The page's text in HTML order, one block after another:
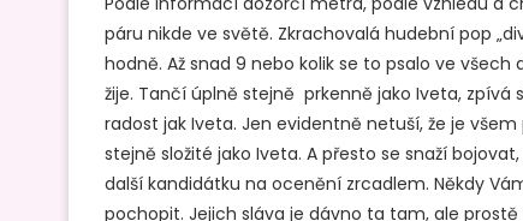
páru nikde ve světě. Zkrachovalá hudební pop
hodně. Až snad 9 nebo kolik se to psalo ve
žije. Tančí úplně stejně prkenně jako Iveta,
radost jak Iveta. Jen evidentně netuší, že je
stejně složité jako Iveta. A přesto se snaží
další kandidátku na ocenění zrcadlem. Někdy
pochopit. Jejich sláva je dávno ta tam, ale